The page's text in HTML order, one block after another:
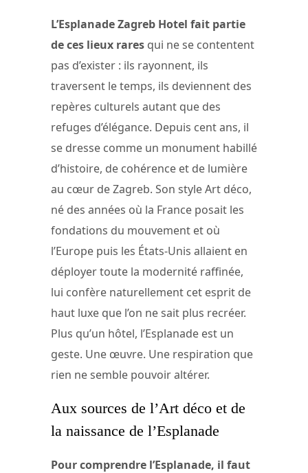
L’Esplanade Zagreb Hotel fait partie
de ces lieux rares qui ne se contentent
pas d’exister : ils rayonnent, ils
traversent le temps, ils deviennent des
repères culturels autant que des
refuges d’élégance. Depuis cent ans, il
se dresse comme un monument habillé
d’histoire, de cohérence et de lumière
au cœur de Zagreb. Son style Art déco,
né des années où la France posait les
fondations du mouvement et où
l’Europe puis les États-Unis allaient en
déployer toute la modernité raffinée,
lui confère naturellement cet esprit de
haut luxe que l’on ne sait plus recréer.
Plus qu’un hôtel, l’Esplanade est un
geste. Une œuvre. Une respiration que
rien ne semble pouvoir altérer.
Aux sources de l’Art déco et de
la naissance de l’Esplanade
Pour comprendre l’Esplanade, il faut